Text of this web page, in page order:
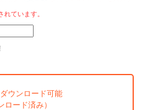
ています。
ウンロード可能
ロード済み）